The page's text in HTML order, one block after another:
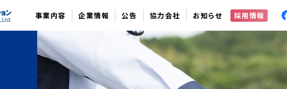
事業内容 企業情報 公告 協力会社 お知らせ 採用情報